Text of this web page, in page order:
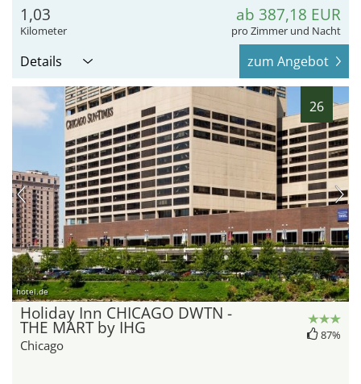
1,03
Kilometer
ab 387,18 EUR
pro Zimmer und Nacht
Details zum Angebot
26
hotel.de
Holiday Inn CHICAGO DWTN -
THE MART by IHG
Chicago
87%